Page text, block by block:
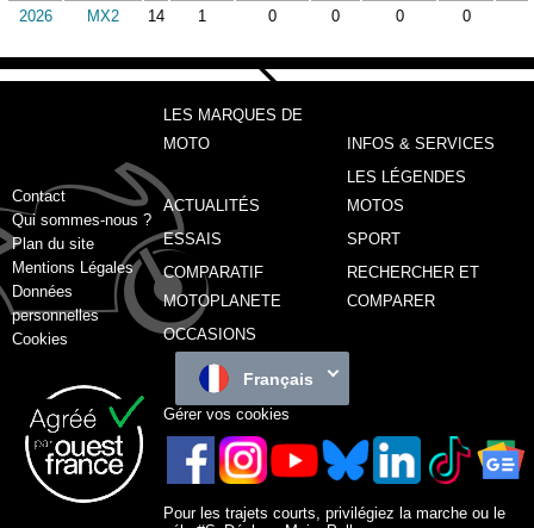
2026
MX2 14 1 0 0 0 0
Contact
Qui sommes-nous ?
Plan du site
Mentions Légales
Données
personnelles
Cookies
LES MARQUES DE
MOTO
INFOS & SERVICES
ACTUALITÉS
LES LÉGENDES
MOTOS
ESSAIS
SPORT
COMPARATIF
MOTOPLANETE
RECHERCHER ET
COMPARER
OCCASIONS
Français
Gérer vos cookies
Pour les trajets courts, privilégiez la marche ou le